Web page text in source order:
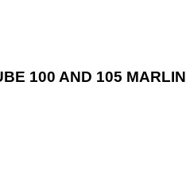
100 AND 105 MARLIN